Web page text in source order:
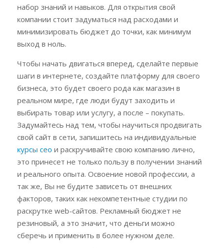
набор знаний и навыков. Для открытия свой
компании стоит задуматься над расходами и
минимизировать бюджет до точки, как минимум
выход в ноль.
Чтобы начать двигаться вперед, сделайте первые
шаги в интернете, создайте платформу для своего
бизнеса, это будет своего рода как магазин в
реальном мире, где люди будут заходить и
выбирать товар или услугу, а после – покупать.
Задумайтесь над тем, чтобы научиться продвигать
свой сайт в сети, запишитесь на индивидуальные
курсы сео и раскручивайте свою компанию лично,
это принесет не только пользу в получении знаний
и реального опыта. Освоение новой профессии, а
так же, Вы не будите зависеть от внешних
факторов, таких как некомпетентные студии по
раскрутке web-сайтов. Рекламный бюджет не
резиновый, а это значит, что деньги можно
сберечь и применить в более нужном деле.